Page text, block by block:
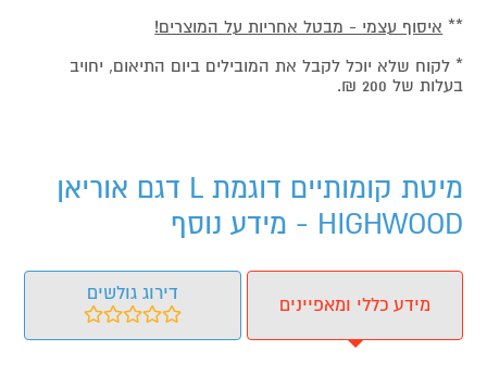
** איסוף עצמי - מבטל אחריות על המוצרים!
* לקוח שלא יוכל לקבל את המובילים ביום התיאום, יחויב
בעלות של 200 ₪.
מיטת קומותיים דוגמת L דגם אוריאן
HIGHWOOD - מידע נוסף
מידע כללי ומאפיינים
דירוג גולשים